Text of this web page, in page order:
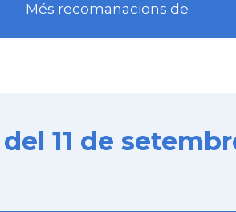
Més recomanacions de
11 de